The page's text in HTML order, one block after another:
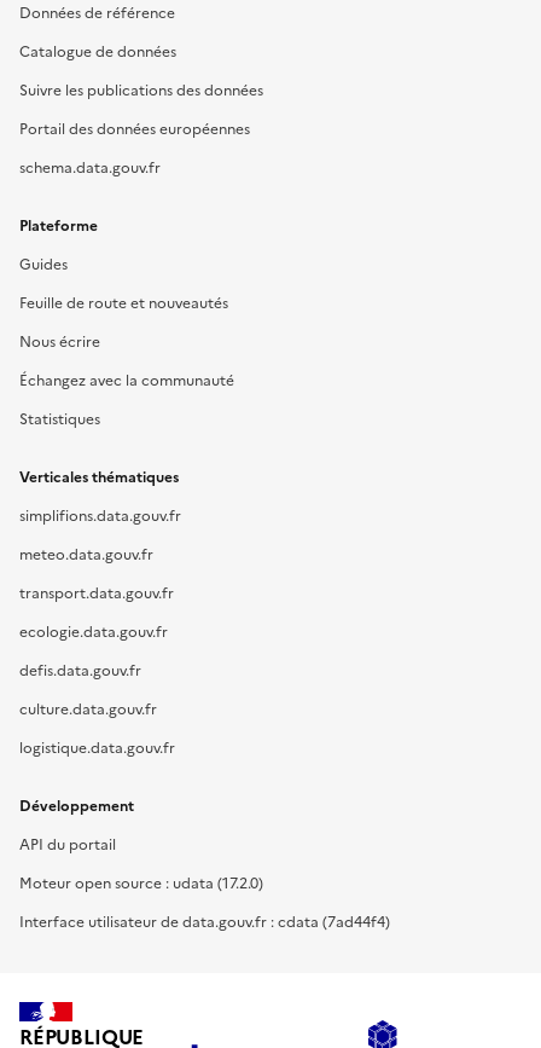
Données de référence
Catalogue de données
Suivre les publications des données
Portail des données européennes
schema.data.gouv.fr
Plateforme
Guides
Feuille de route et nouveautés
Nous écrire
Échangez avec la communauté
Statistiques
Verticales thématiques
simplifions.data.gouv.fr
meteo.data.gouv.fr
transport.data.gouv.fr
ecologie.data.gouv.fr
defis.data.gouv.fr
culture.data.gouv.fr
logistique.data.gouv.fr
Développement
API du portail
Moteur open source : udata (17.2.0)
Interface utilisateur de data.gouv.fr : cdata (7ad44f4)
RÉPUBLIQUE